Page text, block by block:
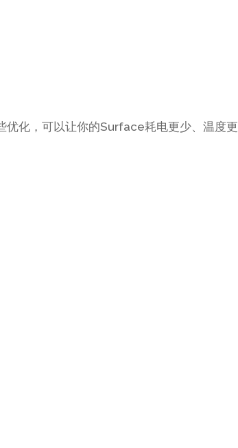
化，可以让你的Surface耗电更少、温度更